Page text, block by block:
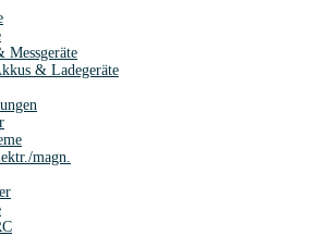
Messgeräte
& Ladegeräte
magn.